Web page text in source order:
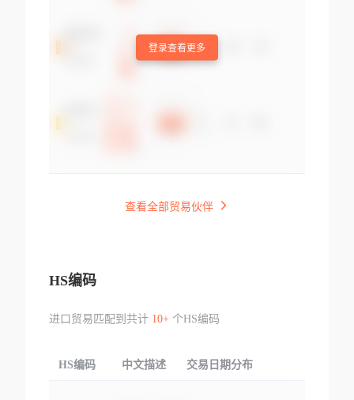
登录查看更多
查看全部贸易伙伴
HS编码
进口贸易匹配到共计 10+个HS编码
HS编码 中文描述 交易日期分布